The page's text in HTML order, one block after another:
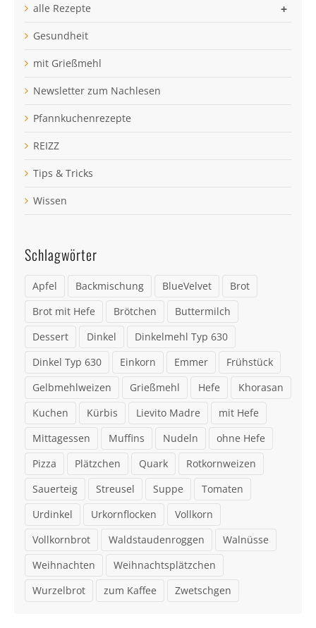
alle Rezepte +
Gesundheit
mit Grießmehl
Newsletter zum Nachlesen
Pfannkuchenrezepte
REIZZ
Tips & Tricks
Wissen
Schlagwörter
Apfel Backmischung BlueVelvet
Brot
Brot mit Hefe
Brötchen
Buttermilch
Dessert
Dinkel
Dinkelmehl Typ 630
Dinkel Typ 630
Einkorn Emmer
Frühstück
Gelbmehlweizen
Grießmehl Hefe
Khorasan
Kuchen
Kürbis Lievito Madre
mit Hefe
Mittagessen
Muffins Nudeln
ohne Hefe
Pizza
Plätzchen Quark
Rotkornweizen
Sauerteig
Streusel Suppe
Tomaten
Urdinkel
Urkornflocken
Vollkorn
Vollkornbrot
Waldstaudenroggen
Walnüsse
Weihnachten
Weihnachtsplätzchen
Wurzelbrot
zum Kaffee Zwetschgen